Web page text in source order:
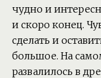
чудно и
и скоро конец.
сделать и
большое. На
развалилось в